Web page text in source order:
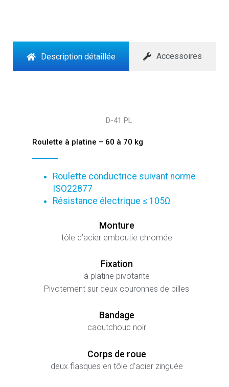
Description détaillée Accessoires
D-41 PL
Roulette à platine – 60 à 70 kg
Roulette conductrice suivant norme
ISO22877
Résistance électrique ≤ 105Ω
Monture
tôle d’acier emboutie chromée
Fixation
à platine pivotante
Pivotement sur deux couronnes de billes
Bandage
caoutchouc noir
Corps de roue
deux flasques en tôle d’acier zinguée